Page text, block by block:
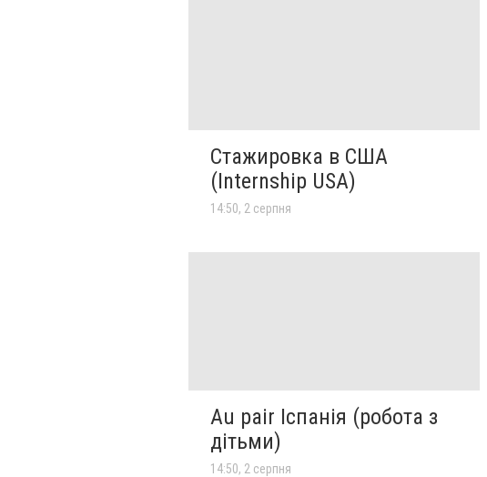
Стажировка в США
(Internship USA)
14:50, 2 серпня
Au pair Іспанія (робота з
дітьми)
14:50, 2 серпня